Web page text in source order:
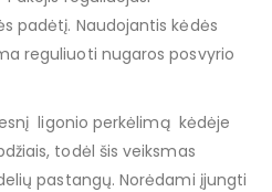
padėtį. Naudojantis kėdės
reguliuoti nugaros posvyrio
ligonio perkėlimą kėdėje
todėl šis veiksmas
pastangų. Norėdami įjungti